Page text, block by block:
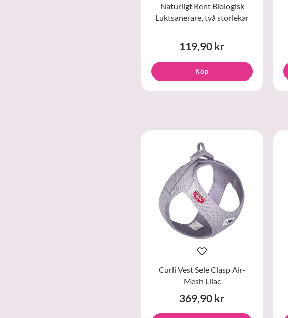
Naturligt Rent Biologisk
Luktsanerare, två storlekar
119,90 kr
Köp
Curli Vest Sele Clasp Air-
Mesh Lilac
369,90 kr